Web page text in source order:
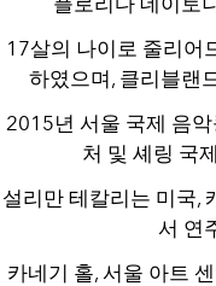
17살의 나이로 줄리어
하였으며, 클리블랜
2015년 서울 국제 음
처 및 셰링 국
설리만 테칼리는 미국,
서 연
카네기 홀, 서울 아트